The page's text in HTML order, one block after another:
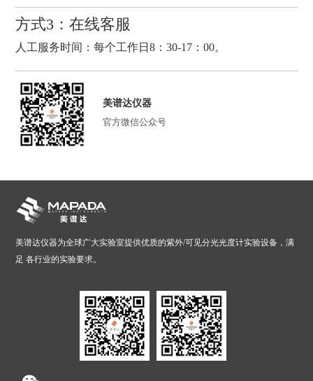
方式3：在线客服
人工服务时间：每个工作日8：30-17：00。
美谱达仪器
官方微信公众号
美谱达仪器为全球广大实验室提供优质的紫外/可见分光光度计实验设备，满
足 各行业的实验要求。